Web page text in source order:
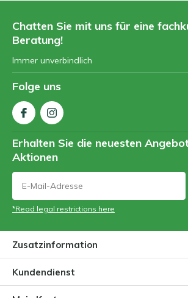
Chatten Sie mit uns für eine
Beratung!
Immer unverbindlich
Folge uns
Erhalten Sie die neuesten
Aktionen
*Read legal restrictions here
Zusatzinformation
Kundendienst